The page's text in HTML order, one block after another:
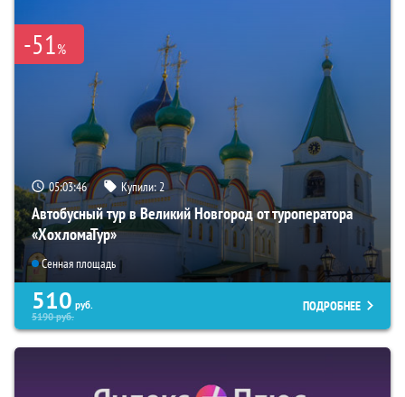
-51%
05:03:45 Купили:2
Автобусный тур в Великий Новгород от туроператора
«ХохломаТур»
Сенная площадь
510 руб.
5190руб.
ПОДРОБНЕЕ